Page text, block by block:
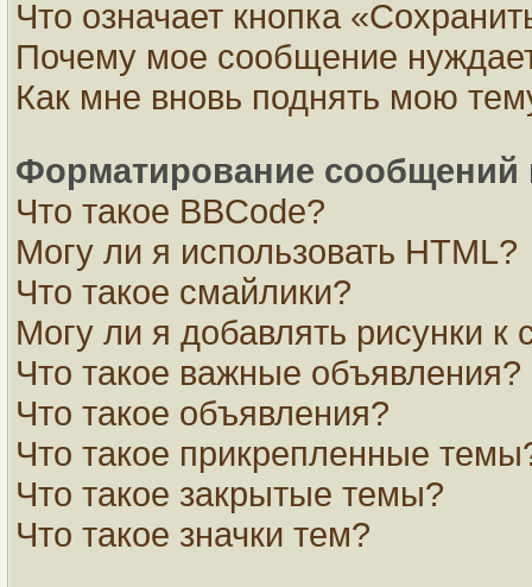
Что означает кнопка
Почему мое сообщение
Как мне вновь поднять мою
Форматирование сообщений
Что такое BBCode?
Могу ли я использовать HTML?
Что такое смайлики?
Могу ли я добавлять рисунки
Что такое важные объявления?
Что такое объявления?
Что такое прикрепленные
Что такое закрытые темы?
Что такое значки тем?